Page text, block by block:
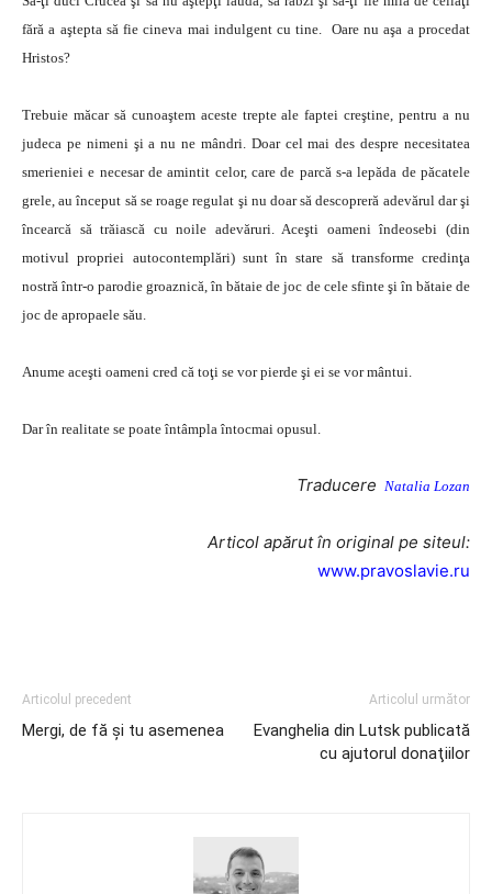
fără a aştepta să fie cineva mai indulgent cu tine. Oare nu aşa a procedat
Hristos?
Trebuie măcar să cunoaştem aceste trepte ale faptei creştine, pentru a nu
judeca pe nimeni şi a nu ne mândri. Doar cel mai des despre necesitatea
smerieniei e necesar de amintit celor, care de parcă s-a lepăda de păcatele
grele, au început să se roage regulat şi nu doar să descopreră adevărul dar şi
încearcă să trăiască cu noile adevăruri. Aceşti oameni îndeosebi (din
motivul propriei autocontemplări) sunt în stare să transforme credinţa
nostră într-o parodie groaznică, în bătaie de joc de cele sfinte şi în bătaie de
joc de apropaele său.
Anume aceşti oameni cred că toţi se vor pierde şi ei se vor mântui.
Dar în realitate se poate întâmpla întocmai opusul.
Traducere Natalia Lozan
Articol apărut în original pe siteul:
www.pravoslavie.ru
Articolul precedent
Mergi, de fă şi tu asemenea
Articolul următor
Evanghelia din Lutsk publicată
cu ajutorul donaţiilor